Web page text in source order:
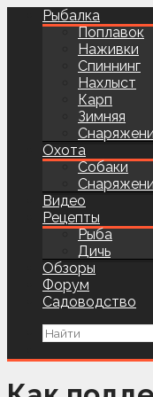
Рыбалка
Поплавок
Наживки
Спиннинг
Нахлыст
Карп
Зимняя
Охота
Собаки
Видео
Рецепты
Рыба
Дичь
Обзоры
Форум
Садоводство